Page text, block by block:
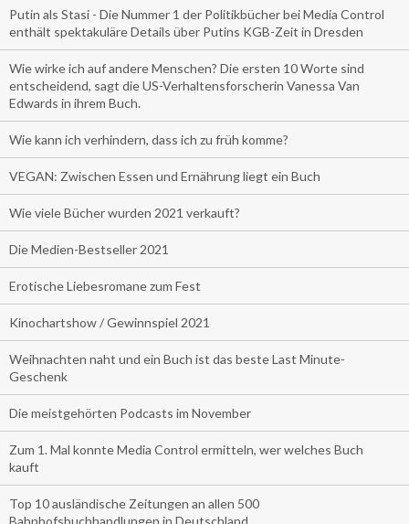
Putin als Stasi - Die Nummer 1 der Politikbücher bei Media Control
enthält spektakuläre Details über Putins KGB-Zeit in Dresden
Wie wirke ich auf andere Menschen? Die ersten 10 Worte sind
entscheidend, sagt die US-Verhaltensforscherin Vanessa Van
Edwards in ihrem Buch.
Wie kann ich verhindern, dass ich zu früh komme?
VEGAN: Zwischen Essen und Ernährung liegt ein Buch
Wie viele Bücher wurden 2021 verkauft?
Die Medien-Bestseller 2021
Erotische Liebesromane zum Fest
Kinochartshow / Gewinnspiel 2021
Weihnachten naht und ein Buch ist das beste Last Minute-
Geschenk
Die meistgehörten Podcasts im November
Zum 1. Mal konnte Media Control ermitteln, wer welches Buch
kauft
Top 10 ausländische Zeitungen an allen 500
Bahnhofsbuchhandlungen in Deutschland